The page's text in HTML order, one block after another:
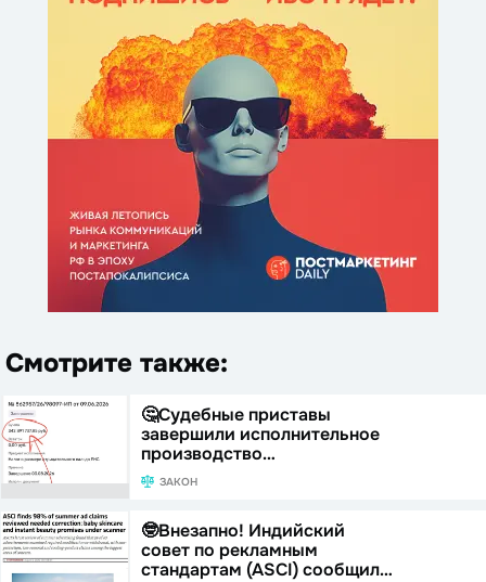
Смотрите также:
🤔Судебные приставы
завершили исполнительное
производство…
ЗАКОН
🤓Внезапно! Индийский
совет по рекламным
стандартам (ASCI) сообщил…